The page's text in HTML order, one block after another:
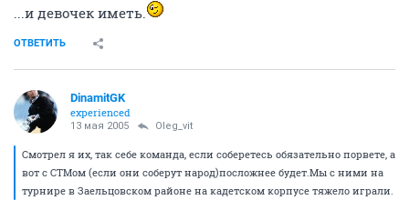
...и девочек иметь.
ОТВЕТИТЬ
DinamitGK
experienced
13 мая 2005 Oleg_vit
Смотрел я их, так себе команда, если соберетесь обязательно порвете, а
вот с СТМом (если они соберут народ)посложнее будет.Мы с ними на
турнире в Заельцовском районе на кадетском корпусе тяжело играли.